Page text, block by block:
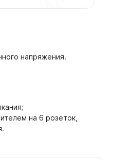
напряжения.
на 6 розеток,